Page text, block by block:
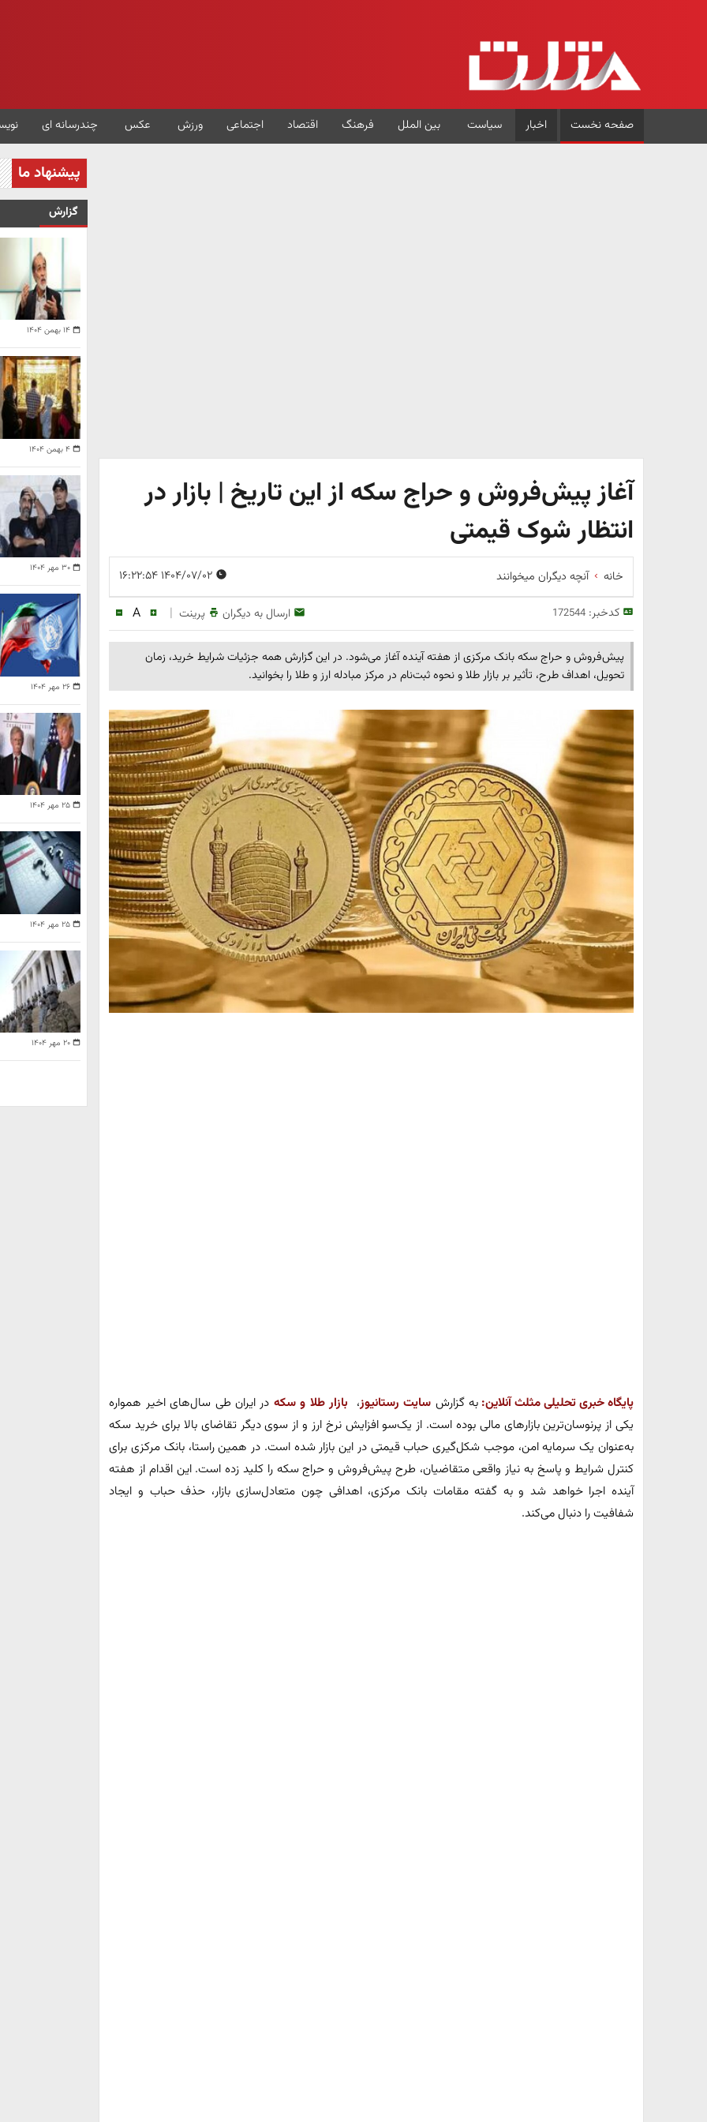
صفحه نخست اخبار سیاست بین الملل فرهنگ اقتصاد اجتماعی ورزش عکس چندرسانه ای
آغاز پیش‌فروش و حراج سکه از این تاریخ | بازار در
انتظار شوک قیمتی
خانه آنچه دیگران میخوانند
کدخبر:172544 ارسال به دیگران پرینت |
A
پیش‌فروش و حراج سکه بانک مرکزی از هفته آینده آغاز می‌شود. در این گزارش همه جزئیات شرایط خرید، زمان
تحویل، اهداف طرح، تأثیر بر بازار طلا و نحوه ثبت‌نام در مرکز مبادله ارز و طلا را بخوانید.
پایگاه خبری تحلیلی مثلث آنلاین: به گزارش سایت رستانیوز، بازار طلا و سکه در ایران طی سال‌های اخیر همواره
یکی از پرنوسان‌ترین بازارهای مالی بوده است. از یک‌سو افزایش نرخ ارز و از سوی دیگر تقاضای بالا برای خرید سکه
به‌عنوان یک سرمایه امن، موجب شکل‌گیری حباب قیمتی در این بازار شده است. در همین راستا، بانک مرکزی برای
کنترل شرایط و پاسخ به نیاز واقعی متقاضیان، طرح پیش‌فروش و حراج سکه را کلید زده است. این اقدام از هفته
آینده اجرا خواهد شد و به گفته مقامات بانک مرکزی، اهدافی چون متعادل‌سازی بازار، حذف حباب و ایجاد
شفافیت را دنبال می‌کند.
پیشنهاد ما
گزارش
۱۴ بهمن ۱۴۰۴
۴ بهمن ۱۴۰۴
۳۰ مهر ۱۴۰۴
۲۶ مهر ۱۴۰۴
۲۵ مهر ۱۴۰۴
۲۵ مهر ۱۴۰۴
۲۰ مهر ۱۴۰۴